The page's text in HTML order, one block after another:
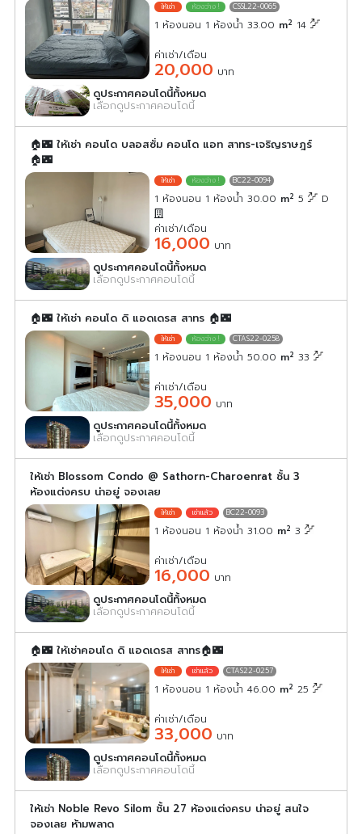
CSSL22-0065
1 ห้องนอน 1 ห้องน้ำ 33.00 m2 14
ค่าเช่า/เดือน
20,000 บาท
ดูประกาศคอนโดนี้ทั้งหมด
เลือกดูประกาศคอนโดนี้
🏠🌃 ให้เช่า คอนโด บลอสซั่ม คอนโด แอท สาทร-เจริญราษฎร์
🏠🌃
BC22-0094
1 ห้องนอน 1 ห้องน้ำ 30.00 m2 5 D
ค่าเช่า/เดือน
16,000 บาท
ดูประกาศคอนโดนี้ทั้งหมด
เลือกดูประกาศคอนโดนี้
🏠🌃 ให้เช่า คอนโด ดิ แอดเดรส สาทร 🏠🌃
CTAS22-0258
1 ห้องนอน 1 ห้องน้ำ 50.00 m2 33
ค่าเช่า/เดือน
35,000 บาท
ดูประกาศคอนโดนี้ทั้งหมด
เลือกดูประกาศคอนโดนี้
ให้เช่า Blossom Condo @ Sathorn-Charoenrat ชั้น 3
ห้องแต่งครบ น่าอยู่ จองเลย
BC22-0093
1 ห้องนอน 1 ห้องน้ำ 31.00 m2 3
ค่าเช่า/เดือน
16,000 บาท
ดูประกาศคอนโดนี้ทั้งหมด
เลือกดูประกาศคอนโดนี้
🏠🌃 ให้เช่าคอนโด ดิ แอดเดรส สาทร🏠🌃
CTAS22-0257
1 ห้องนอน 1 ห้องน้ำ 46.00 m2 25
ค่าเช่า/เดือน
33,000 บาท
ดูประกาศคอนโดนี้ทั้งหมด
เลือกดูประกาศคอนโดนี้
ให้เช่า Noble Revo Silom ชั้น 27 ห้องแต่งครบ น่าอยู่ สนใจ
จองเลย ห้ามพลาด